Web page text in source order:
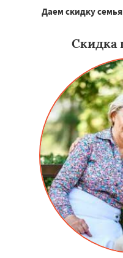
Даем скидку
Скидка